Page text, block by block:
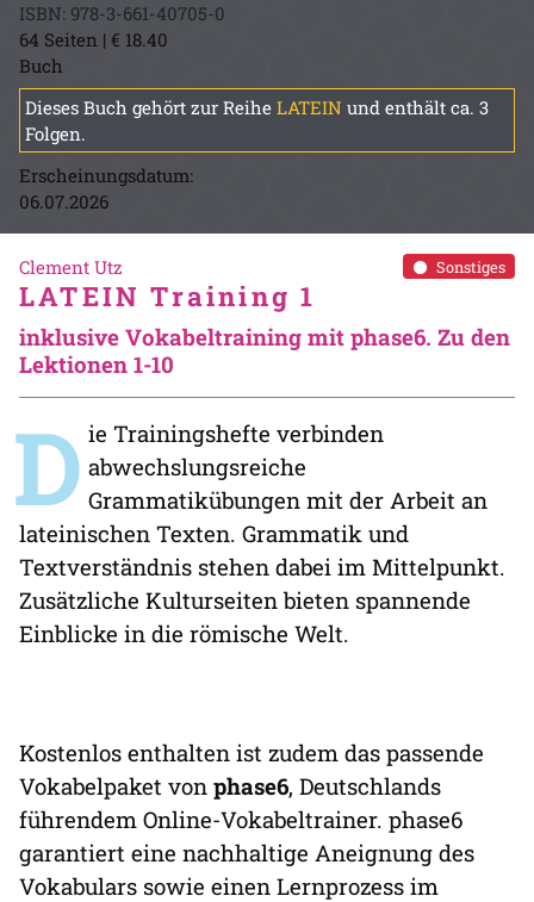
ISBN: 978-3-661-40705-0
64 Seiten | € 18.40
Buch
Dieses Buch gehört zur Reihe LATEIN und enthält ca. 3
Folgen.
Erscheinungsdatum:
06.07.2026
Sonstiges
Clement Utz
LATEIN Training 1
inklusive Vokabeltraining mit phase6. Zu den
Lektionen 1-10
D ie Trainingshefte verbinden
abwechslungsreiche
Grammatikübungen mit der Arbeit an
lateinischen Texten. Grammatik und
Textverständnis stehen dabei im Mittelpunkt.
Zusätzliche Kulturseiten bieten spannende
Einblicke in die römische Welt.
Kostenlos enthalten ist zudem das passende
Vokabelpaket von phase6, Deutschlands
führendem Online-Vokabeltrainer. phase6
garantiert eine nachhaltige Aneignung des
Vokabulars sowie einen Lernprozess im